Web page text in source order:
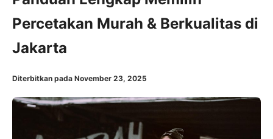
Percetakan Murah & Berkualitas di
Jakarta
Diterbitkan pada November 23, 2025